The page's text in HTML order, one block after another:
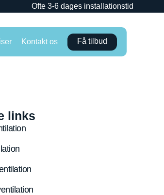
Ofte 3-6 dages installationstid
Kontakt os Få tilbud
links